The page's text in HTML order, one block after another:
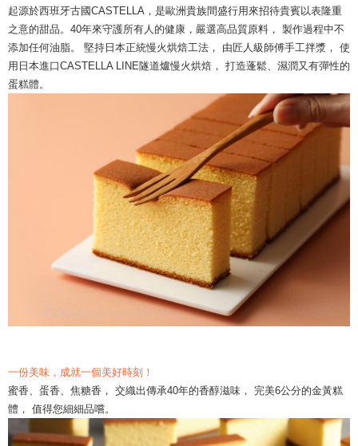
起源於西班牙古國CASTELLA，是歐洲貴族間盛行用來招待貴賓以表隆重
之意的甜品。40年來守護所有人的健康，嚴選高品質原料， 製作過程中不
添加任何油脂。 堅持日本正統慢火烘焙工法， 由匠人級師傅手工拌漿， 使
用日本進口CASTELLA LINE隧道爐慢火烘焙， 打造蓬鬆、濕潤又有彈性的
蛋糕體。
一份美味，成就一個美好時刻！
蜜香、蛋香、焦糖香， 交織出傳承40年的香醇滋味， 完美6公分的金黃糕
體， 值得您細細品嚐。